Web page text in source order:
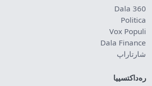
Dala 360
Politica
Vox Populi
Dala Finance
شارتاراپ
رەداكتسييا